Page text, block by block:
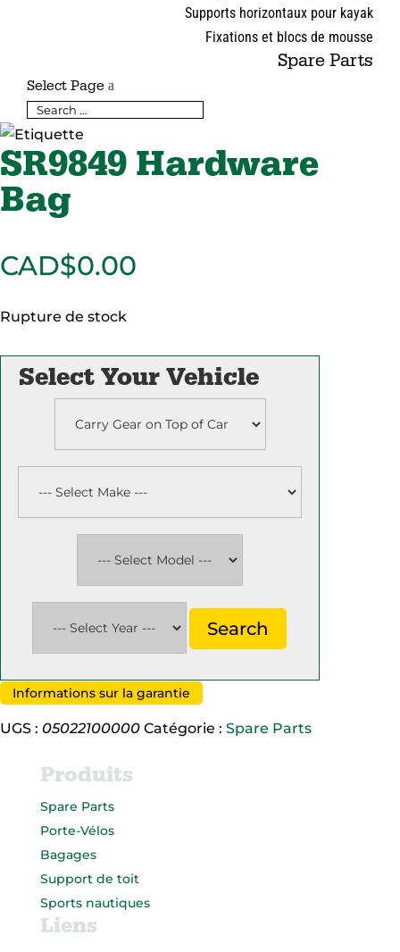
Supports horizontaux pour kayak
Fixations et blocs de mousse
Spare Parts
Select Page
SR9849 Hardware
Bag
CAD$0.00
Rupture de stock
Select Your Vehicle
Search
Informations sur la garantie
UGS : 05022100000 Catégorie : Spare Parts
Produits
Spare Parts
Porte-Vélos
Bagages
Support de toit
Sports nautiques
Liens